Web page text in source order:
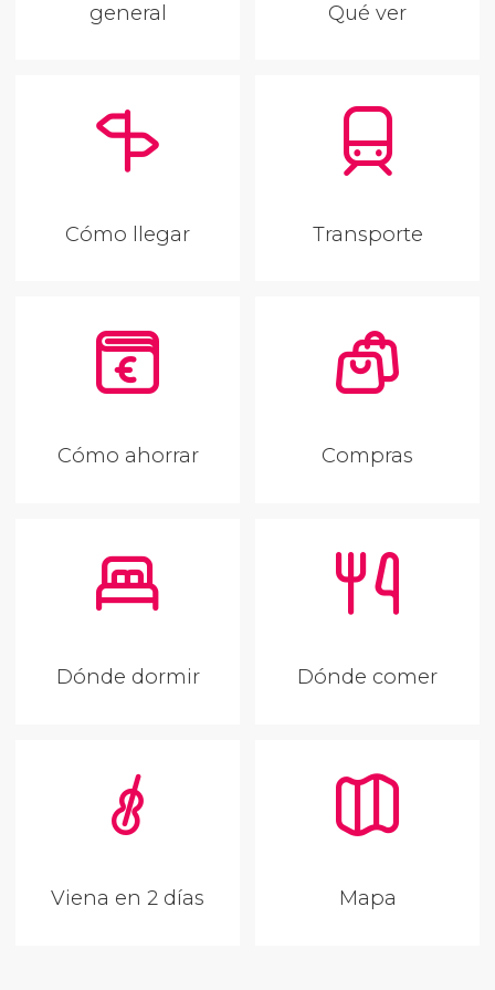
general Qué ver
Cómo llegar Transporte
Cómo ahorrar Compras
Dónde dormir Dónde comer
Viena en 2 días Mapa